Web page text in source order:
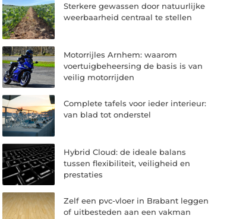
Sterkere gewassen door natuurlijke
weerbaarheid centraal te stellen
Motorrijles Arnhem: waarom
voertuigbeheersing de basis is van
veilig motorrijden
Complete tafels voor ieder interieur:
van blad tot onderstel
Hybrid Cloud: de ideale balans
tussen flexibiliteit, veiligheid en
prestaties
Zelf een pvc-vloer in Brabant leggen
of uitbesteden aan een vakman